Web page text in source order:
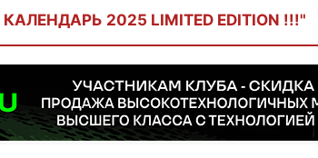
КАЛЕНДАРЬ 2025 LIMITED EDITION !!!"